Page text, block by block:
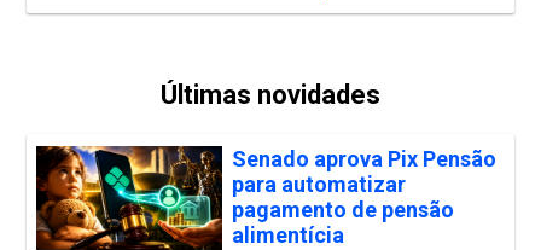
Últimas novidades
Senado aprova Pix Pensão
para automatizar
pagamento de pensão
alimentícia